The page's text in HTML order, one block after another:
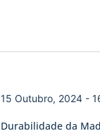
Durabilidade da
15 Outubro, 2024-